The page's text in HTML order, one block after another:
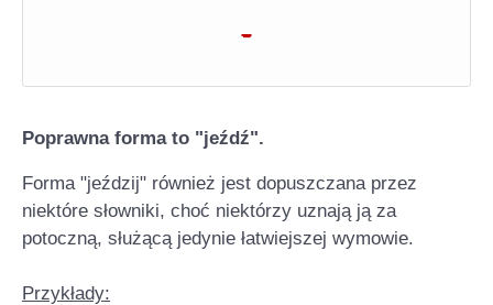
-
Poprawna forma to "jeźdź".
Forma "jeździj" również jest dopuszczana przez
niektóre słowniki, choć niektórzy uznają ją za
potoczną, służącą jedynie łatwiejszej wymowie.
Przykłady: